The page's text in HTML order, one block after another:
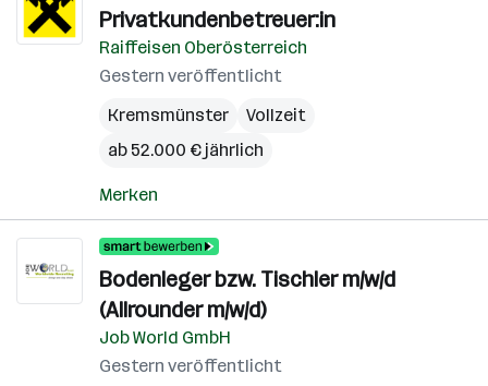
Privatkundenbetreuer:in
Raiffeisen Oberösterreich
Gestern veröffentlicht
Kremsmünster
Vollzeit
ab 52.000 € jährlich
Merken
Bodenleger bzw. Tischler m/w/d
(Allrounder m/w/d)
Job World GmbH
Gestern veröffentlicht